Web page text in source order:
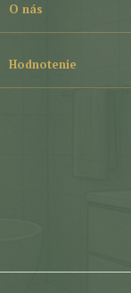
O nás
Hodnotenie